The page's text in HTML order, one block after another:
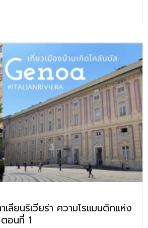
ลียนริเวียร่า ความโรแมนติกแห่ง
ตอนที่ 1